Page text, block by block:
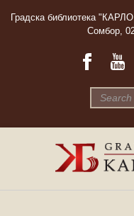
Градска библиотека
Сомбор,